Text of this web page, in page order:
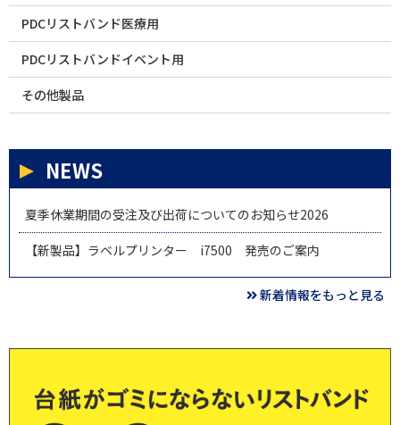
PDCリストバンド医療用
PDCリストバンドイベント用
その他製品
NEWS
夏季休業期間の受注及び出荷についてのお知らせ2026
【新製品】ラベルプリンター i7500 発売のご案内
新着情報をもっと見る